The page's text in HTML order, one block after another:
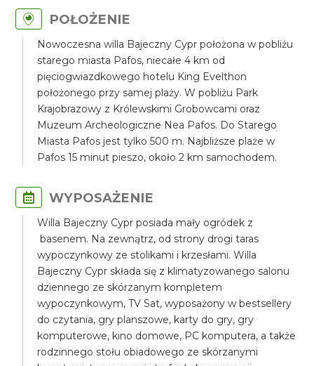
POŁOŻENIE
Nowoczesna willa Bajeczny Cypr położona w pobliżu
starego miasta Pafos, niecałe 4 km od
pięciogwiazdkowego hotelu King Evelthon
położonego przy samej plaży. W pobliżu Park
Krajobrazowy z Królewskimi Grobowcami oraz
Muzeum Archeologiczne Nea Pafos. Do Starego
Miasta Pafos jest tylko 500 m. Najbliższe plaże w
Pafos 15 minut pieszo, około 2 km samochodem.
WYPOSAŻENIE
Willa Bajeczny Cypr posiada mały ogródek z
basenem. Na zewnątrz, od strony drogi taras
wypoczynkowy ze stolikami i krzesłami. Willa
Bajeczny Cypr składa się z klimatyzowanego salonu
dziennego ze skórzanym kompletem
wypoczynkowym, TV Sat, wyposażony w bestsellery
do czytania, gry planszowe, karty do gry, gry
komputerowe, kino domowe, PC komputera, a także
rodzinnego stołu obiadowego ze skórzanymi